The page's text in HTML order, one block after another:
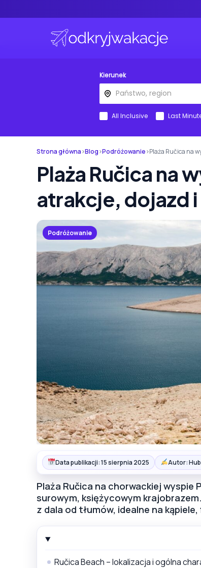
Kierunek
All Inclusive Last
Strona główna›Blog›Podróżowanie›Plaża Ručica na
Plaża Ručica na
atrakcje, dojazd
Podróżowanie
Data publikacji: 15 sierpnia 2025 Autor:
Plaża Ručica na chorwackiej wyspie
surowym, księżycowym
z dala od tłumów, idealne na
Ručica Beach – lokalizacja i ogólna